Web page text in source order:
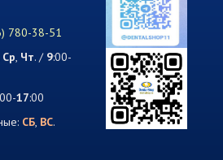
780-38-51
Ср, Чт. / 9:00-
17:00
СБ, ВС.